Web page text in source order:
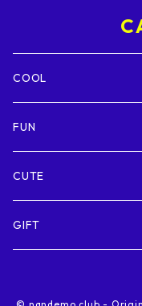
COOL
Futuristic / 近未来的
Metallic / メタリック
Sexy / セクシー
FUN
Colorful / カラフル
Funny / おもしろ
CUTE
Kawaii / かわいい
GIFT